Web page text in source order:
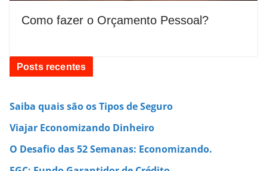
Como fazer o Orçamento Pessoal?
Posts recentes
Saiba quais são os Tipos de Seguro
Viajar Economizando Dinheiro
O Desafio das 52 Semanas: Economizando.